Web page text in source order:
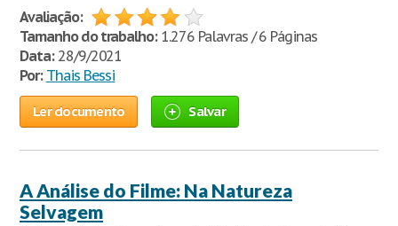
Avaliação:
Tamanho do trabalho:1.276 Palavras / 6 Páginas
Data:28/9/2021
Por: Thais Bessi
Ler documento Salvar
A Análise do Filme: Na Natureza
Selvagem